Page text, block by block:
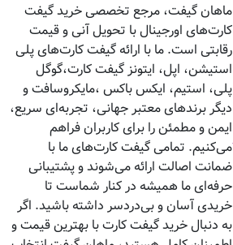
ماهان گیفت، مرجع تخصصی خرید گیفت
کارت‌های اورجینال با تحویل آنی و قیمت
رقابتی است. ما با ارائه گیفت کارت‌های پلی
استیشن، اپل، ایتونز گیفت کارت،گوگل
پلی، استیم، ایکس باکس ،مایکروسافت و
دیگر برندهای معتبر جهانی، تجربه‌ای سریع،
ایمن و مطمئن را برای کاربران فراهم
می‌کنیم. تمامی گیفت کارت‌های ما با
ضمانت اصالت ارائه می‌شوند و پشتیبانی
حرفه‌ای ما همیشه در کنار شماست تا
خریدی آسان و بی‌دردسر داشته باشید. اگر
به دنبال خرید گیفت کارت با بهترین قیمت و